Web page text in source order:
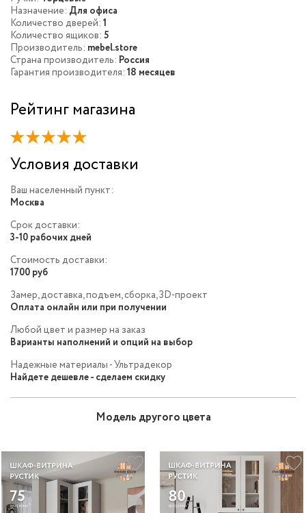
Назначение: Для офиса
Количество дверей: 1
Количество ящиков: 5
Производитель: mebel.store
Страна производитель: Россия
Гарантия производителя: 18 месяцев
Рейтинг магазина
Условия доставки
Ваш населенный пункт:
Москва
Срок доставки:
3-10 рабочих дней
Стоимость доставки:
1700 руб
Замер, доставка, подъем, сборка, 3D-проект
Оплата онлайн или при получении
Любой цвет и размер на заказ
Варианты наполнений и опций на выбор
Надежные материалы - Ультрадекор
Найдете дешевле - сделаем скидку
Модель другого цвета